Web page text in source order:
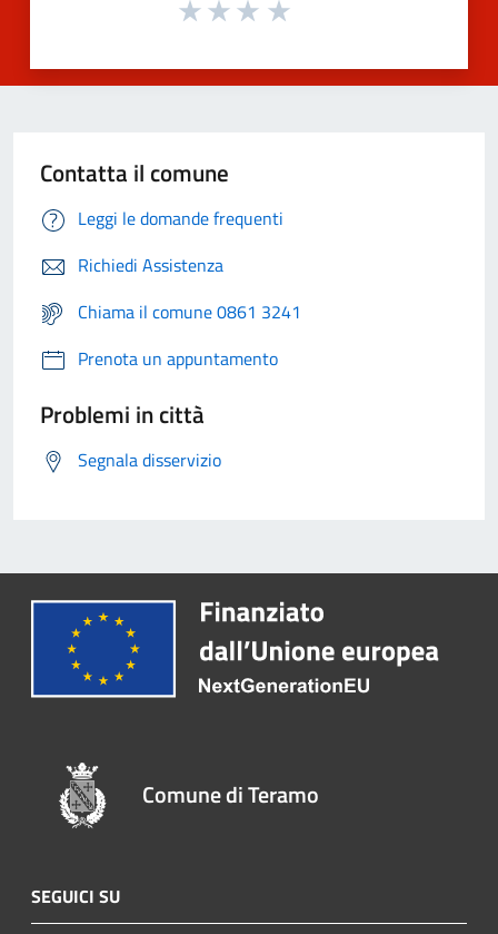
Contatta il comune
Leggi le domande frequenti
Richiedi Assistenza
Chiama il comune 0861 3241
Prenota un appuntamento
Problemi in città
Segnala disservizio
Comune di Teramo
SEGUICI SU